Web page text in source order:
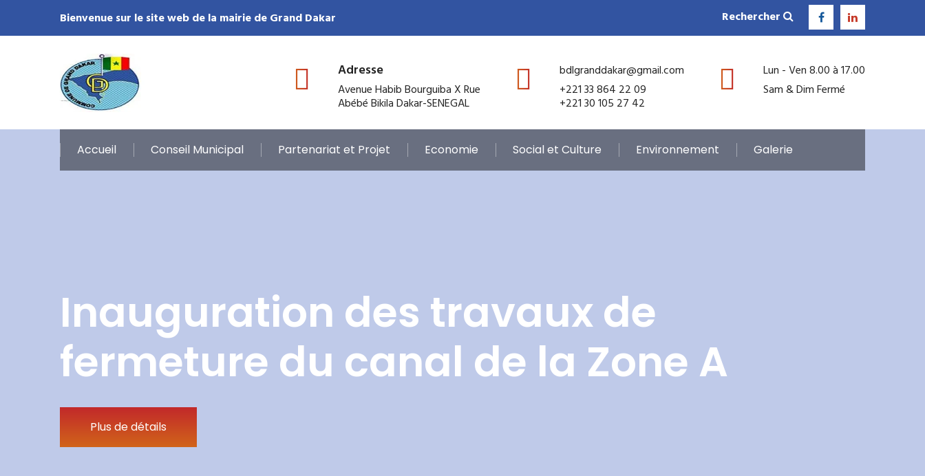
Bienvenue sur le site web de la mairie de Grand Dakar Rechercher
Adresse
Avenue Habib Bourguiba X Rue
Abébé Bikila Dakar-SENEGAL
bdlgranddakar@gmail.com
+221 33 864 22 09
+221 30 105 27 42
Lun - Ven 8.00 à 17.00
Sam & Dim Fermé
Accueil Conseil Municipal Partenariat et Projet Economie Social et Culture Environnement Galerie
Inauguration des travaux de
fermeture du canal de la Zone A
Plus de détails